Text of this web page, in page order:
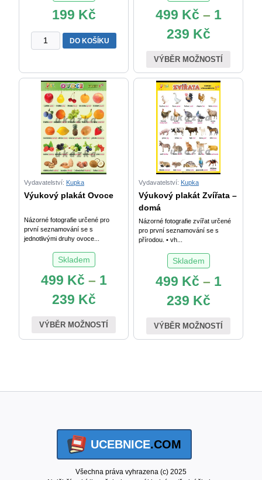
199 Kč
Výukový
plakát
jednotek
délky
množství
DO KOŠÍKU
499 Kč – 1
239 Kč
VÝBĚR MOŽNOSTÍ
Vydavatelství: Kupka
Výukový plakát Ovoce
Názorné fotografie určené pro
první seznamování se s
jednotlivými druhy ovoce...
Skladem
499 Kč – 1
239 Kč
VÝBĚR MOŽNOSTÍ
Vydavatelství: Kupka
Výukový plakát Zvířata –
domá
Názorné fotografie zvířat určené
pro první seznamování se s
přírodou. • vh...
Skladem
499 Kč – 1
239 Kč
VÝBĚR MOŽNOSTÍ
UCEBNICE.COM
Všechna práva vyhrazena (c) 2025